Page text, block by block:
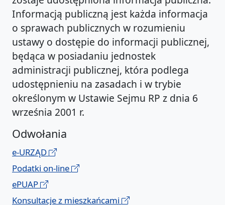
Informacją publiczną jest każda informacja
o sprawach publicznych w rozumieniu
ustawy o dostępie do informacji publicznej,
będąca w posiadaniu jednostek
administracji publicznej, która podlega
udostępnieniu na zasadach i w trybie
określonym w Ustawie Sejmu RP z dnia 6
września 2001 r.
Odwołania
e-URZĄD
Podatki on-line
ePUAP
Konsultacje z mieszkańcami